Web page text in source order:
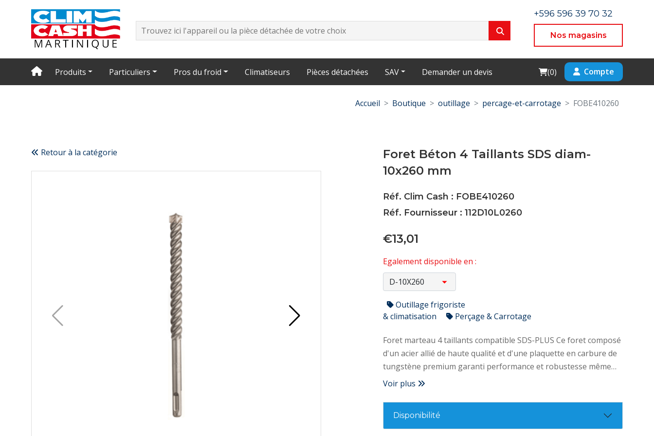
+596 596 39 70 32
Nos magasins
Produits Particuliers Pros du froid Climatiseurs Pièces détachées SAV Demander un devis Cart
(0) Compte
Accueil Boutique outillage percage-et-carrotage FOBE410260
Retour à la catégorie
Foret Béton 4 Taillants SDS diam-
10x260 mm
Réf. Clim Cash : FOBE410260
Réf. Fournisseur : 112D10L0260
€13,01
Egalement disponible en :
Outillage frigoriste
& climatisation
Perçage & Carrotage
Foret marteau 4 taillants compatible SDS-PLUS Ce foret composé
d'un acier allié de haute qualité et d'une plaquette en carbure de
tungstène premium garanti performance et robustesse même
dans les bétons les plus dures. – 4 taillants – 4 goujures – 1
allié de haute qualité – Plaquette carbure tungstène premium –
Hélice roulée – Plus rapide – Grande durée de vie – Partie
centrale du corps plus épaisse pour moins d’usure – Meilleure
Voir plus
Disponibilité